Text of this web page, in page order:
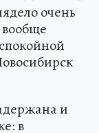
очень
и
в